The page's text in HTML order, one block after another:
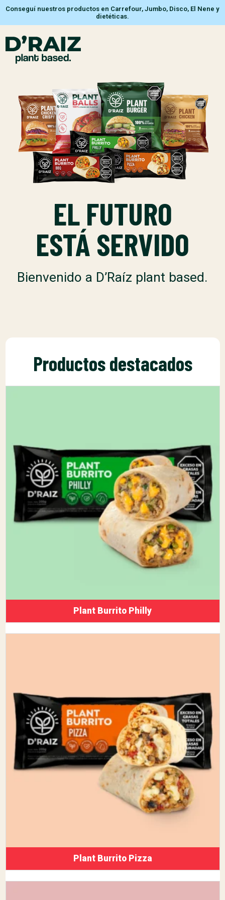
Conseguí nuestros productos en Carrefour, Jumbo, Disco, El Nene y
dietéticas.
EL FUTURO
ESTÁ SERVIDO
Bienvenido a D’Raíz plant based.
Productos destacados
Plant Burrito Philly
Plant Burrito Pizza